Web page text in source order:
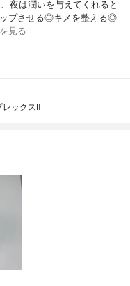
夜は潤いを与えてくれると
プさせる◎キメを整える◎
見る
レックスⅡ